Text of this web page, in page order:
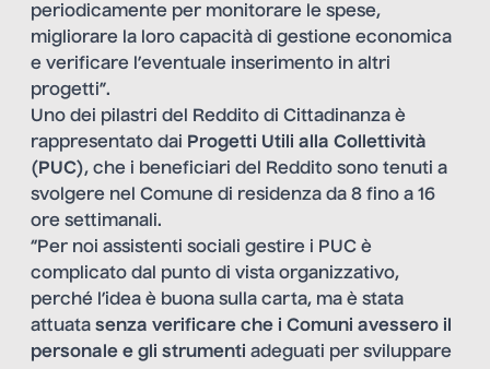
periodicamente per monitorare le spese,
migliorare la loro capacità di gestione economica
e verificare l’eventuale inserimento in altri
progetti”.
Uno dei pilastri del Reddito di Cittadinanza è
rappresentato dai Progetti Utili alla Collettività
(PUC), che i beneficiari del Reddito sono tenuti a
svolgere nel Comune di residenza da 8 fino a 16
ore settimanali.
“Per noi assistenti sociali gestire i PUC è
complicato dal punto di vista organizzativo,
perché l’idea è buona sulla carta, ma è stata
attuata senza verificare che i Comuni avessero il
personale e gli strumenti adeguati per sviluppare